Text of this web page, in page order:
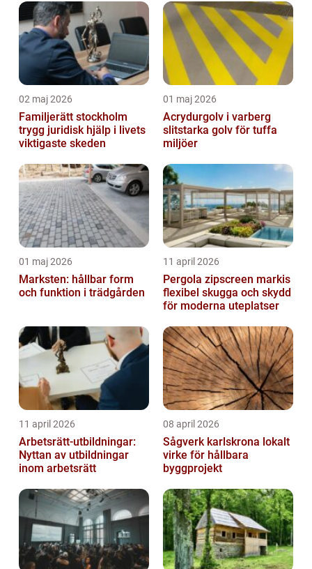
inomhusklimat
02 maj 2026
Familjerätt stockholm
trygg juridisk hjälp i livets
viktigaste skeden
01 maj 2026
Acrydurgolv i varberg
slitstarka golv för tuffa
miljöer
01 maj 2026
Marksten: hållbar form
och funktion i trädgården
11 april 2026
Pergola zipscreen markis
flexibel skugga och skydd
för moderna uteplatser
11 april 2026
Arbetsrätt-utbildningar:
Nyttan av utbildningar
inom arbetsrätt
08 april 2026
Sågverk karlskrona lokalt
virke för hållbara
byggprojekt